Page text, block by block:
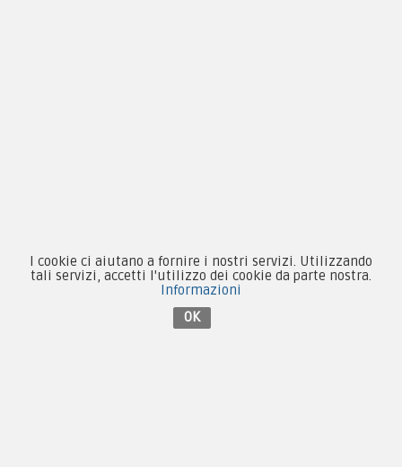
I cookie ci aiutano a fornire i nostri servizi. Utilizzando
tali servizi, accetti l'utilizzo dei cookie da parte nostra.
Informazioni
OK